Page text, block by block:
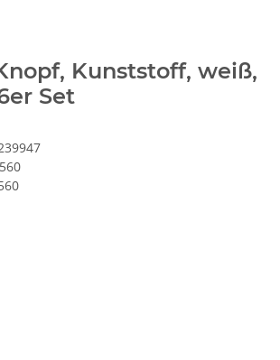
Kunststoff, weiß,
Set